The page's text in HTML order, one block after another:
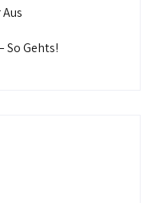
So Gehts!